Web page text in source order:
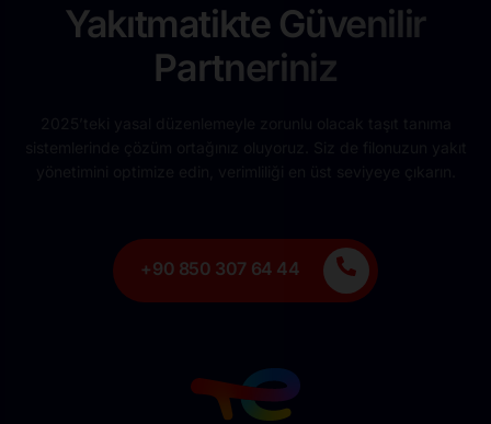
Yakıtmatikte Güvenilir
Partneriniz
+90 850 307 64 44